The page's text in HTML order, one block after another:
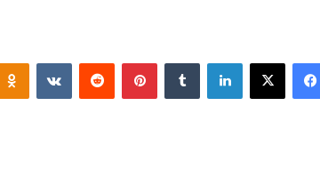
فيسبوك‫X لينكدإن بينتيريست